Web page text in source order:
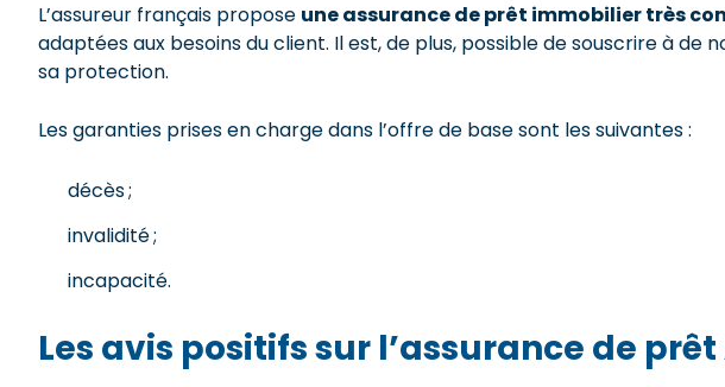
L’assureur français propose une assurance de prêt immobilier très
adaptées aux besoins du client. Il est, de plus, possible de souscrire à
sa protection.
Les garanties prises en charge dans l’offre de base sont les suivantes :
décès ;
invalidité ;
incapacité.
Les avis positifs sur l’assurance de prêt